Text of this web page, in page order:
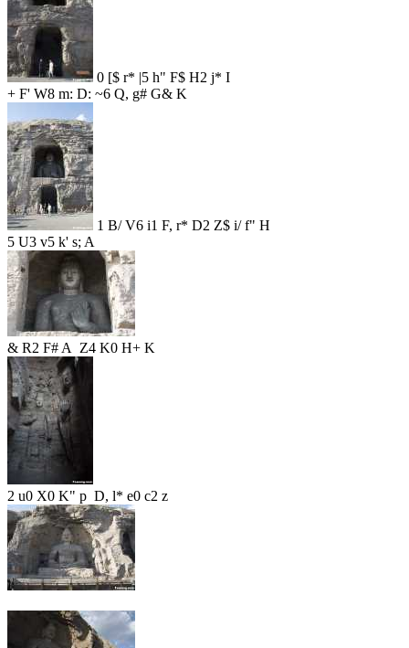
0 [$ r* |5 h" F$ H2 j* I
+ F' W8 m: D: ~6 Q, g# G& K
1 B/ V6 i1 F, r* D2 Z$ i/ f" H
5 U3 v5 k' s; A
& R2 F# A Z4 K0 H+ K
2 u0 X0 K" p D, l* e0 c2 z